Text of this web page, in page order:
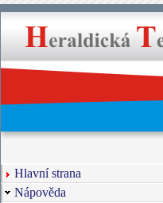
Hlavní strana
Nápověda